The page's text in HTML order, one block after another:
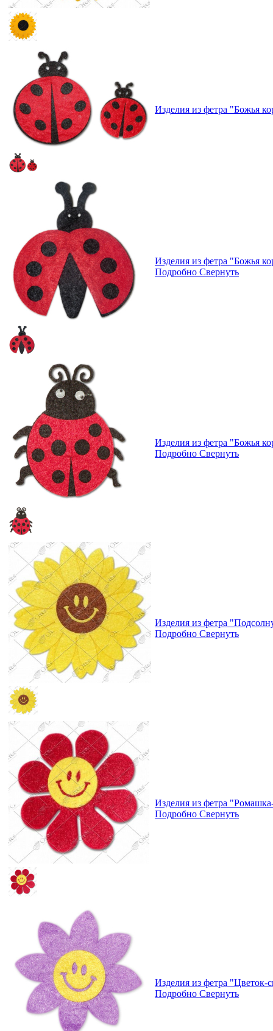
Изделия из фетра "Божья
Изделия из фетра "Божья
Подробно Свернуть
Изделия из фетра "Божья
Подробно Свернуть
Изделия из фетра
Подробно Свернуть
Изделия из фетра
Подробно Свернуть
Изделия из фетра
Подробно Свернуть